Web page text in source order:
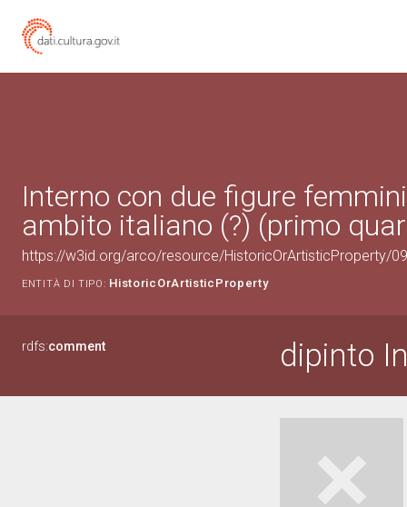
Interno con due figure
ambito italiano (?) (primo
https://w3id.org/arco/resource/HistoricOrArtisticProperty/
ENTITÀ DI TIPO: HistoricOrArtisticProperty
rdfs:comment dipinto